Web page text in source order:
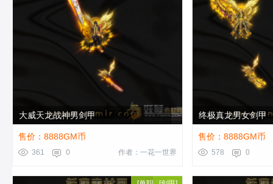
大威天龙战神男剑甲
售价：8888GM币
361 0 作者：一花一世界
终极真龙男女剑甲
售价：8888GM币
578 0